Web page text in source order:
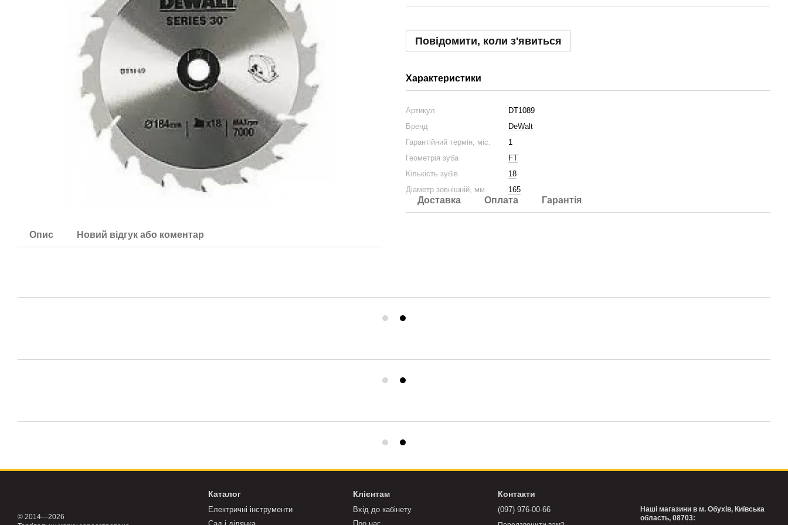
Опис Новий відгук або коментар
Повідомити, коли з'явиться
Характеристики
Артикул
DT1089
Бренд
DeWalt
Гарантійний термін, міс.
1
Геометрія зуба
FT
Кількість зубів
18
Діаметр зовнішній, мм
165
Доставка Оплата Гарантія
© 2014—2026
Каталог
Електричні інструменти
Клієнтам
Вхід до кабінету
Контакти
(097) 976-00-66
Наші магазини в м. Обухів, Київська
область, 08703: